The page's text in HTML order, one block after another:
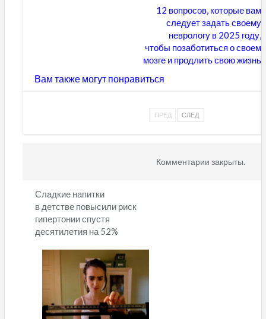
12 вопросов, которые вам
следует задать своему
неврологу в 2025 году,
чтобы позаботиться о своем
мозге и продлить свою жизнь
Вам также могут понравиться
Сладкие напитки
в детстве повысили риск
гипертонии спустя
десятилетия на 52%
ПРЕД СЛЕД
Комментарии закрыты.